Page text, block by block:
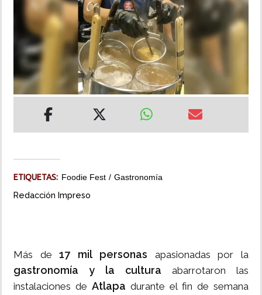
MUNDO
INSÓLITAS
MULTIMEDIA
IMPRESO
ETIQUETAS: Foodie Fest Gastronomía
Redacción Impreso
Más de 17 mil personas apasionadas por la
gastronomía y la cultura abarrotaron las
instalaciones de Atlapa durante el fin de semana